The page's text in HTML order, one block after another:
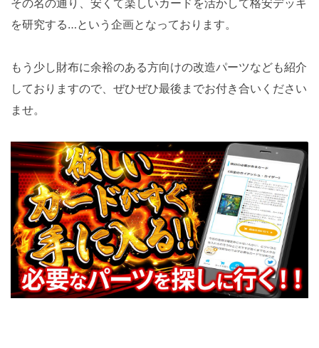
その名の通り、安くて楽しいカードを活かして格安デッキ
を研究する…という企画となっております。
もう少し財布に余裕のある方向けの改造パーツなども紹介
しておりますので、ぜひぜひ最後までお付き合いください
ませ。